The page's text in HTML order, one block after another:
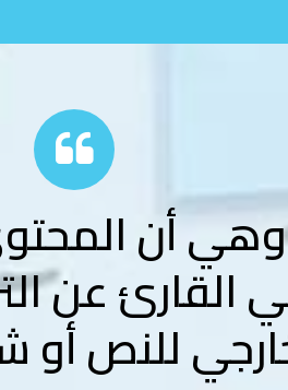
أن
القارئ عن
للنص